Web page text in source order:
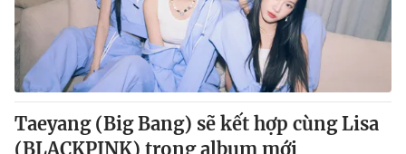
Taeyang (Big Bang) sẽ kết hợp cùng Lisa
(BLACKPINK) trong album mới